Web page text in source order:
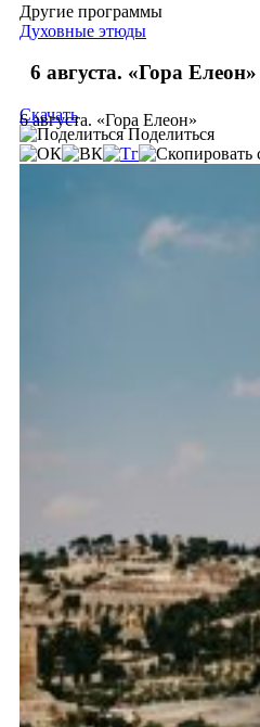
Другие программы
Духовные этюды
6 августа. «Гора Елеон»
6 августа. «Гора Елеон»
Скачать
Поделиться